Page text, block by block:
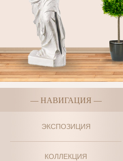
— НАВИГАЦИЯ —
ЭКСПОЗИЦИЯ
КОЛЛЕКЦИЯ